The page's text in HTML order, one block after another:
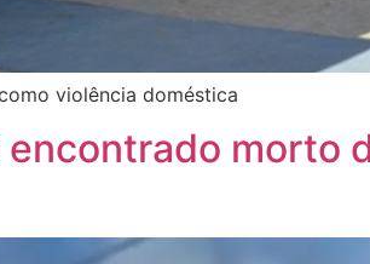
violência doméstica
morto